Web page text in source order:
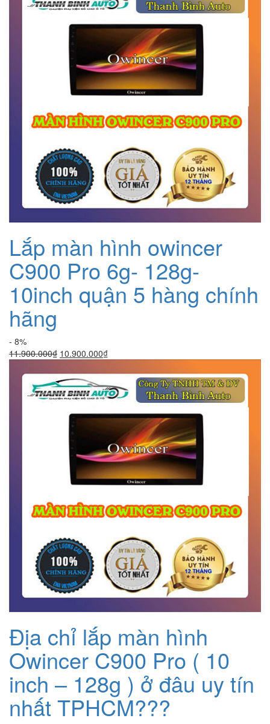
Lắp màn hình owincer
C900 Pro 6g- 128g-
10inch quận 5 hàng chính
hãng
- 8%
11.900.000₫ Giá
là:
11.900.000₫.
10.900.000₫Giá
tại
là:
10.900.000₫.
Địa chỉ lắp màn hình
Owincer C900 Pro ( 10
inch – 128g ) ở đâu uy tín
nhất TPHCM???